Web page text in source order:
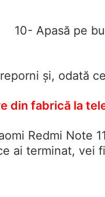
10- Apasă pe
și, odată
din fabrică la
Redmi Note
ai terminat, vei